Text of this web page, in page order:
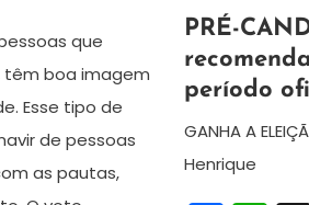
que
boa imagem
Esse tipo de
de pessoas
as pautas,
de
agosto
de
Redação
PRÉ-
período
GANHA A
Henrique